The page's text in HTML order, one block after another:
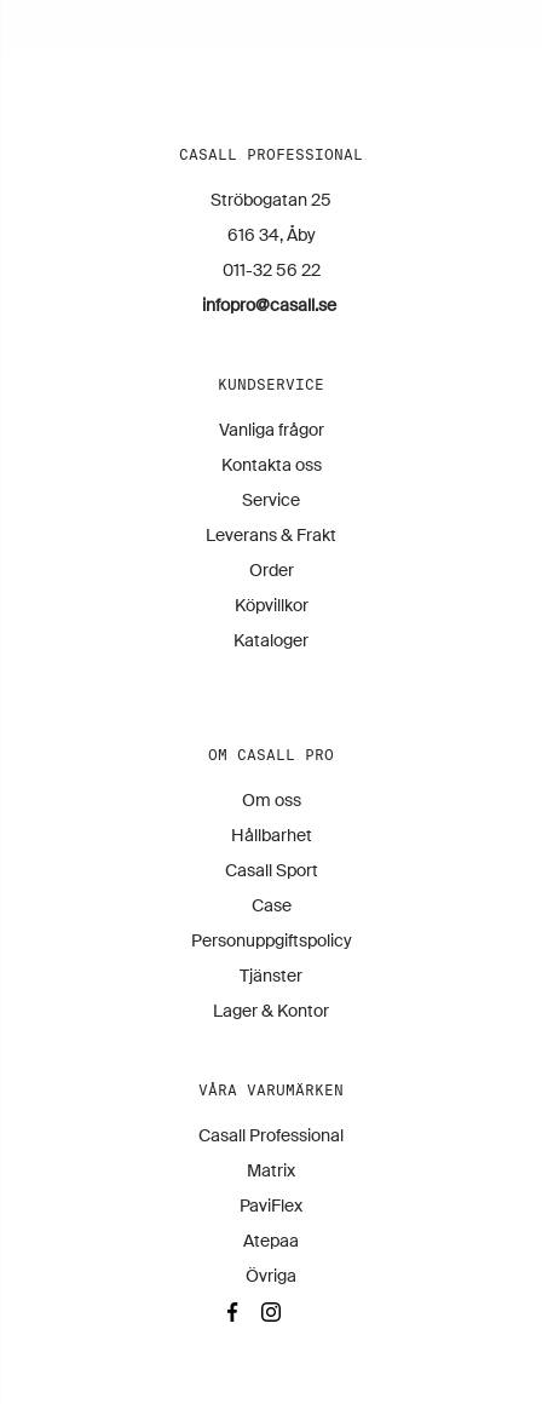
CASALL PROFESSIONAL
Ströbogatan 25
616 34, Åby
011-32 56 22
infopro@casall.se
KUNDSERVICE
Vanliga frågor
Kontakta oss
Service
Leverans & Frakt
Order
Köpvillkor
Kataloger
OM CASALL PRO
Om oss
Hållbarhet
Casall Sport
Case
Personuppgiftspolicy
Tjänster
Lager & Kontor
VÅRA VARUMÄRKEN
Casall Professional
Matrix
PaviFlex
Atepaa
Övriga